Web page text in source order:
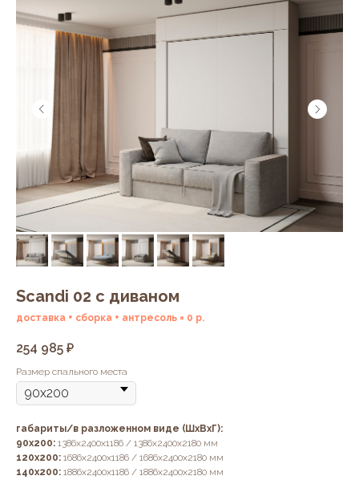
Scandi 02 с диваном
доставка + сборка + антресоль = 0 р.
254 985 ₽
Размер спального места
габариты/в разложенном виде (ШхВхГ):
90х200: 1386х2400х1186 / 1386х2400х2180 мм
120х200: 1686х2400х1186 / 1686х2400х2180 мм
140х200: 1886х2400х1186 / 1886х2400х2180 мм